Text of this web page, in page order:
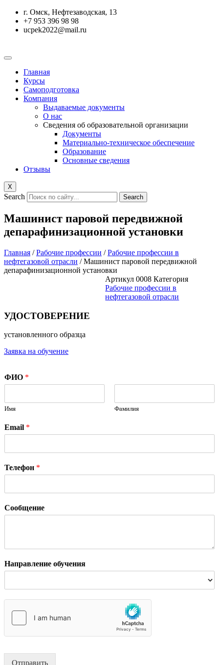
Перейти
содержимому
г. Омск, Нефтезаводская, 13
+7 953 396 98 98
ucpek2022@mail.ru
Главная
Курсы
Самоподготовка
Компания
Выдаваемые документы
О нас
Сведения об образовательной организации
Документы
Материально-техническое обеспечение
Образование
Основные сведения
Отзывы
X
Search Search
Машинист паровой передвижной
депарафинизационной установки
Главная /Рабочие профессии /Рабочие профессии в
нефтегазовой отрасли / Машинист паровой передвижной
депарафинизационной установки
Артикул0008Категория
Рабочие профессии в
нефтегазовой отрасли
УДОСТОВЕРЕНИЕ
установленного образца
Заявка на обучение
ФИО *
Имя Фамилия
Email *
Телефон *
Сообщение
Направление обучения
Отправить